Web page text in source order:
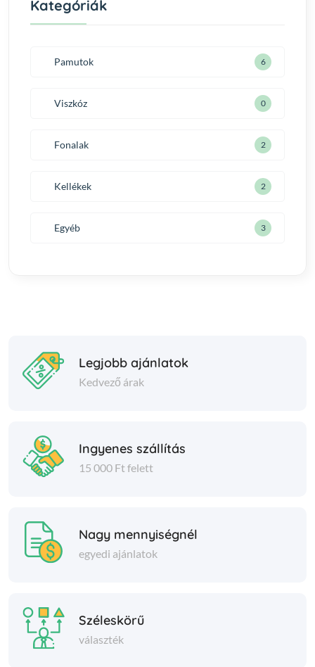
Kategóriák
Pamutok 6
Viszkóz 0
Fonalak 2
Kellékek 2
Egyéb 3
Legjobb ajánlatok
Kedvező árak
Ingyenes szállítás
15 000 Ft felett
Nagy mennyiségnél
egyedi ajánlatok
Széleskörű
választék